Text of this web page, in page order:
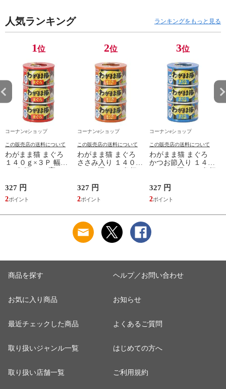
動棚２枚・カギ付・
Ｌ型金具付２梱包 物
DIY工具の収納に 樹
人気ランキング ランキングをもっと見る
1位
コーナンeショップ
この販売店の送料について
わがまま猫 まぐろ
１４０ｇ×３Ｐ 幅７
327 円
2
2位
コーナンeショップ
この販売店の送料について
わがまま猫 まぐろ
ささみ入り １４０ｇ
327 円
2
3位
コーナンeショップ
この販売店の送料について
わがまま猫 まぐろ
かつお節入り １４０
327 円
2
商品を探す
お気に入り商品
最近チェックした商品
取り扱いジャンル一覧
取り扱い店舗一覧
ヘルプ／お問い合わせ
お知らせ
よくあるご質問
はじめての方へ
ご利用規約